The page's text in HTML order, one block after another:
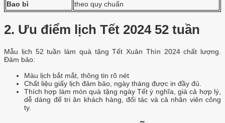
Bao bì
theo quy chuẩn
2. Ưu điểm lịch Tết 2024 52 tuần
Mẫu lịch 52 tuần làm quà tặng Tết Xuân Thìn 2024 chất lượng.
Đảm bảo:
Màu lịch bắt mắt, thông tin rõ nét
Chất liệu giấy lịch đảm bảo, ngày tháng được in đầy đủ.
Thích hợp làm món quà tặng ngày Tết ý nghĩa, giá cả hợp lý,
dễ dàng để tri ân khách hàng, đối tác và cả nhân viên công
ty.